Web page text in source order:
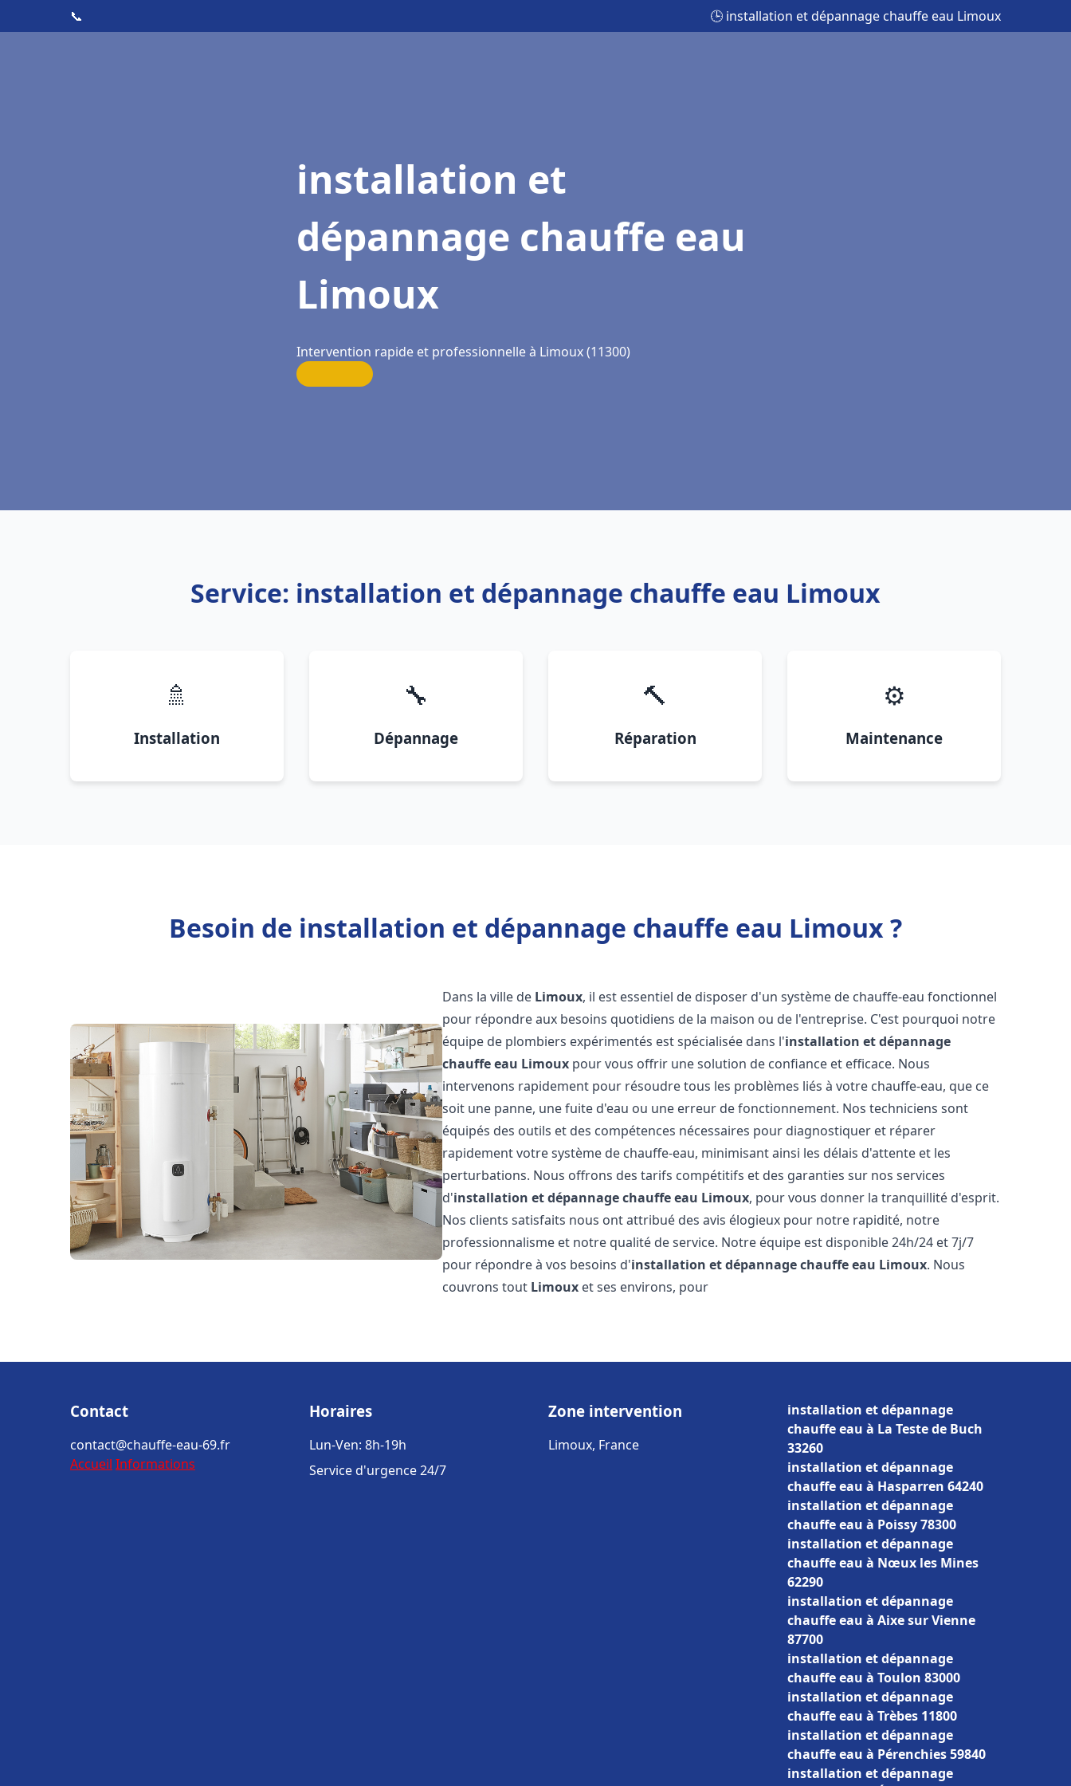
📞 🕒 installation et dépannage chauffe eau Limoux
installation et
dépannage chauffe eau
Limoux
Intervention rapide et professionnelle à Limoux (11300)
Service: installation et dépannage chauffe eau Limoux
🚿
Installation
🔧
Dépannage
🔨
Réparation
⚙️
Maintenance
Besoin de installation et dépannage chauffe eau Limoux ?
Dans la ville de Limoux, il est essentiel de disposer d'un système de chauffe-eau fonctionnel
pour répondre aux besoins quotidiens de la maison ou de l'entreprise. C'est pourquoi notre
équipe de plombiers expérimentés est spécialisée dans l'installation et dépannage
chauffe eau Limoux pour vous offrir une solution de confiance et efficace. Nous
intervenons rapidement pour résoudre tous les problèmes liés à votre chauffe-eau, que ce
soit une panne, une fuite d'eau ou une erreur de fonctionnement. Nos techniciens sont
équipés des outils et des compétences nécessaires pour diagnostiquer et réparer
rapidement votre système de chauffe-eau, minimisant ainsi les délais d'attente et les
perturbations. Nous offrons des tarifs compétitifs et des garanties sur nos services
d'installation et dépannage chauffe eau Limoux, pour vous donner la tranquillité d'esprit.
Nos clients satisfaits nous ont attribué des avis élogieux pour notre rapidité, notre
professionnalisme et notre qualité de service. Notre équipe est disponible 24h/24 et 7j/7
pour répondre à vos besoins d'installation et dépannage chauffe eau Limoux. Nous
couvrons tout Limoux et ses environs, pour
Contact
contact@chauffe-eau-69.fr
Accueil Informations
Horaires
Lun-Ven: 8h-19h
Service d'urgence 24/7
Zone intervention
Limoux, France
installation et dépannage
chauffe eau à La Teste de Buch
33260
installation et dépannage
chauffe eau à Hasparren 64240
installation et dépannage
chauffe eau à Poissy 78300
installation et dépannage
chauffe eau à Nœux les Mines
62290
installation et dépannage
chauffe eau à Aixe sur Vienne
87700
installation et dépannage
chauffe eau à Toulon 83000
installation et dépannage
chauffe eau à Trèbes 11800
installation et dépannage
chauffe eau à Pérenchies 59840
installation et dépannage